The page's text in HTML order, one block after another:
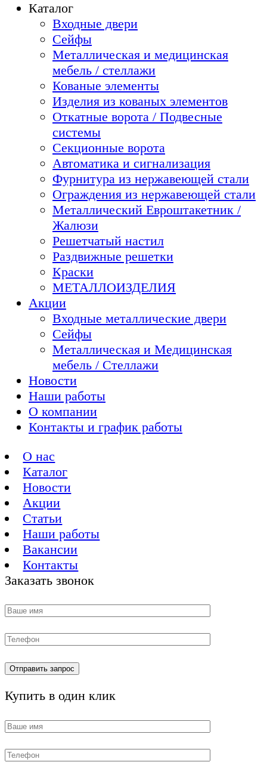
Каталог
Входные двери
Сейфы
Металлическая и медицинская
мебель / стеллажи
Кованые элементы
Изделия из кованых элементов
Откатные ворота / Подвесные
системы
Секционные ворота
Автоматика и сигнализация
Фурнитура из нержавеющей стали
Ограждения из нержавеющей стали
Металлический Евроштакетник /
Жалюзи
Решетчатый настил
Раздвижные решетки
Краски
МЕТАЛЛОИЗДЕЛИЯ
Акции
Входные металлические двери
Сейфы
Металлическая и Медицинская
мебель / Стеллажи
Новости
Наши работы
О компании
Контакты и график работы
О нас
Каталог
Новости
Акции
Статьи
Наши работы
Вакансии
Контакты
Заказать звонок
Купить в один клик